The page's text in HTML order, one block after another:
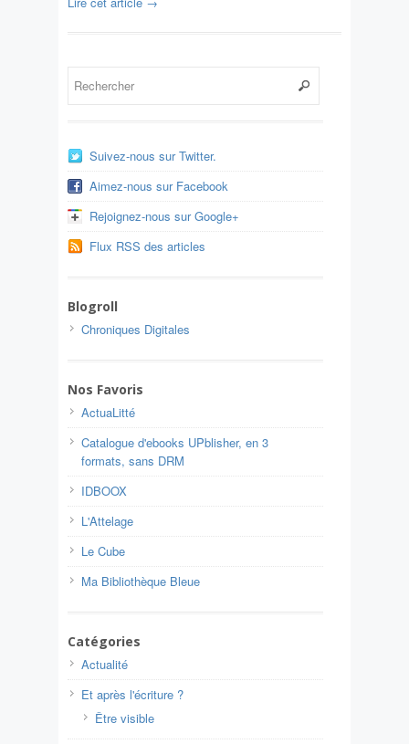
Suivez-nous sur Twitter.
Aimez-nous sur Facebook
Rejoignez-nous sur Google+
Flux RSS des articles
Blogroll
Chroniques Digitales
Nos Favoris
ActuaLitté
Catalogue d'ebooks UPblisher, en 3
formats, sans DRM
IDBOOX
L'Attelage
Le Cube
Ma Bibliothèque Bleue
Catégories
Actualité
Et après l'écriture ?
Être visible